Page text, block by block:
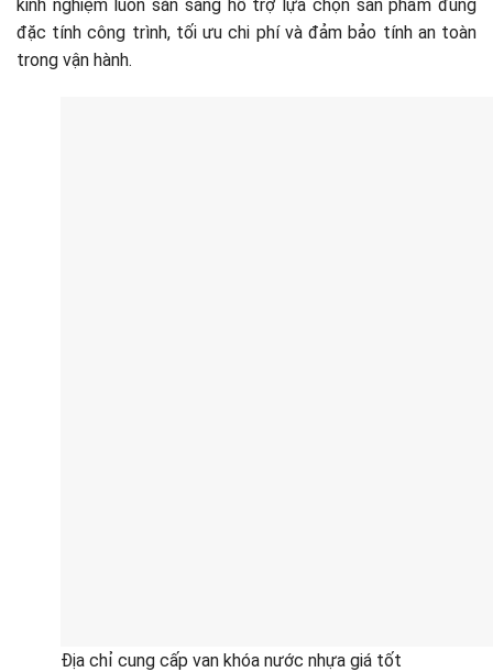
kinh nghiệm luôn sẵn sàng hỗ trợ lựa chọn sản phẩm đúng
đặc tính công trình, tối ưu chi phí và đảm bảo tính an toàn
trong vận hành.
Địa chỉ cung cấp van khóa nước nhựa giá tốt